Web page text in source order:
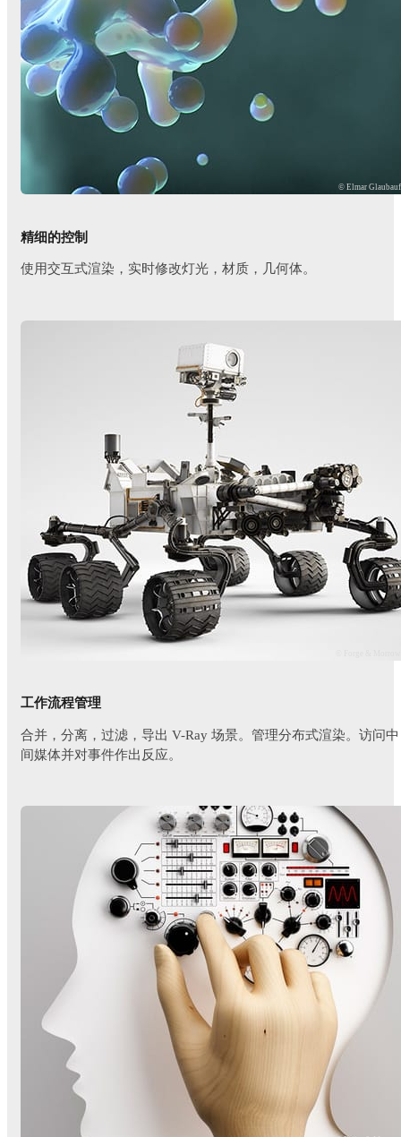
© Elmar Glaubauf
精细的控制
使用交互式渲染，实时修改灯光，材质，几何体。
工作流程管理
合并，分离，过滤，导出 V-Ray 场景。管理分布式渲染。访问中
间媒体并对事件作出反应。